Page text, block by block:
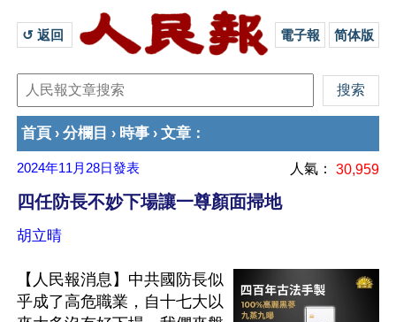
↺ 返回 電子報 简体版
首頁 › 分欄目 › 時事 › 文章 ：
2024年11月28日發表 人氣： 30,959
四任防長不妙下場讓一尊顏面掃地
胡立晴
【人民報消息】中共國防長似
乎成了高危職業，自十七大以